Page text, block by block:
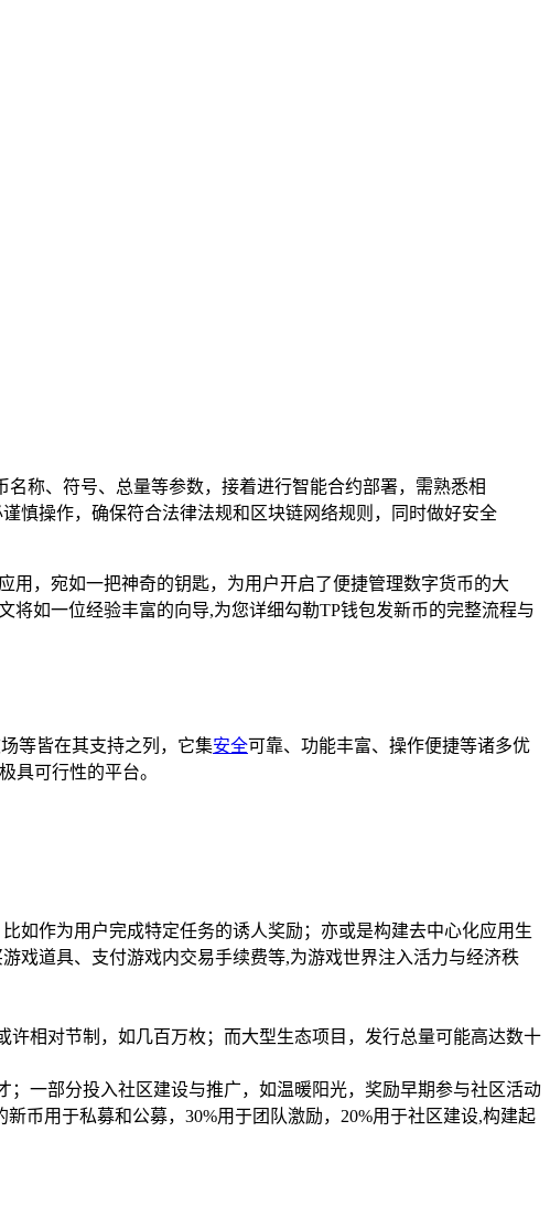
称、符号、总量等参数，接着进行智能合约部署，需熟悉相
慎操作，确保符合法律法规和区块链网络规则，同时做好安全
用，宛如一把神奇的钥匙，为用户开启了便捷管理数字货币的大
如一位经验丰富的向导,为您详细勾勒TP钱包发新币的完整流程与
等皆在其支持之列，它集安全可靠、功能丰富、操作便捷等诸多优
具可行性的平台。
如作为用户完成特定任务的诱人奖励；亦或是构建去中心化应用生
戏道具、支付游戏内交易手续费等,为游戏世界注入活力与经济秩
相对节制，如几百万枚；而大型生态项目，发行总量可能高达数十
一部分投入社区建设与推广，如温暖阳光，奖励早期参与社区活动
币用于私募和公募，30%用于团队激励，20%用于社区建设,构建起